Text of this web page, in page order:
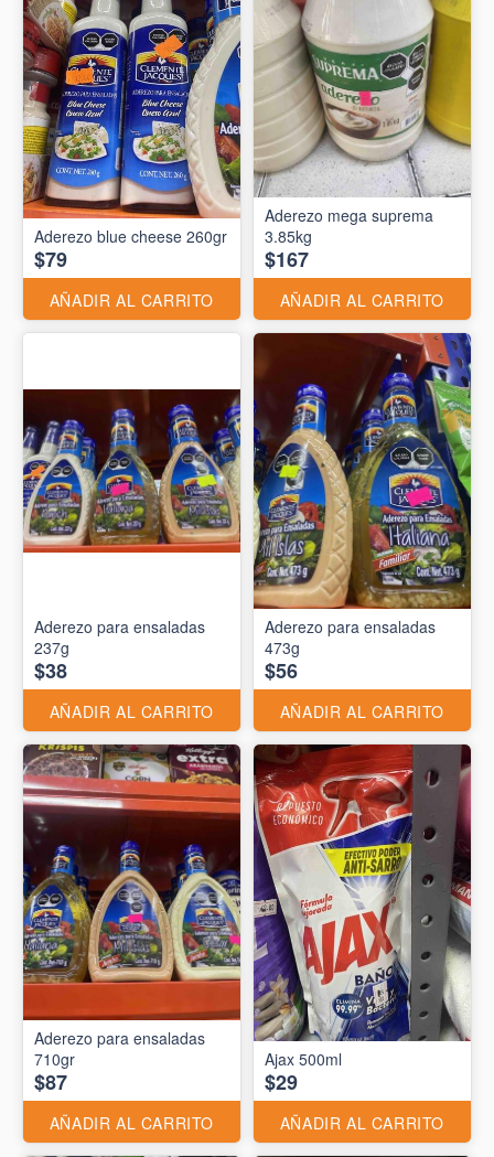
Aderezo blue cheese 260gr
$79
AÑADIR AL CARRITO
Aderezo mega suprema
3.85kg
$167
AÑADIR AL CARRITO
Aderezo para ensaladas
237g
$38
AÑADIR AL CARRITO
Aderezo para ensaladas
473g
$56
AÑADIR AL CARRITO
Aderezo para ensaladas
710gr
$87
AÑADIR AL CARRITO
Ajax 500ml
$29
AÑADIR AL CARRITO